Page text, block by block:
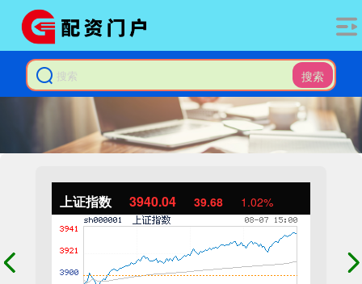
搜索
上证指数 3940.04 39.68 1.02%